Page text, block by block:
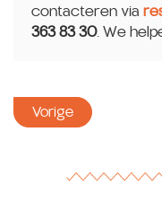
contacteren via
363 83 30. We
Vorige